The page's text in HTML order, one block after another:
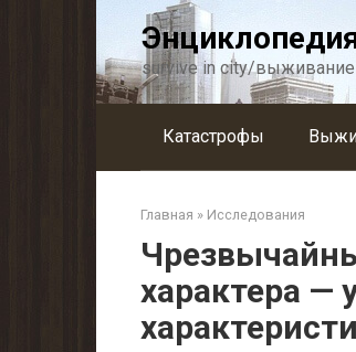
survive in city/выживание
Катастрофы
Главная » Исследования
характера —